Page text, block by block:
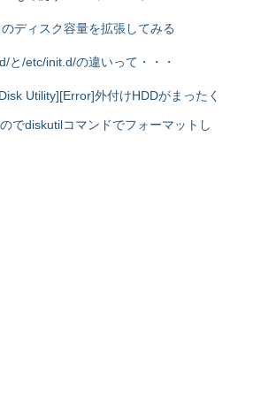
ディスク容量を拡張してみる
と/etc/init.d/の違いって・・・
Utility][Error]外付けHDDがまったく
でdiskutilコマンドでフォーマットし